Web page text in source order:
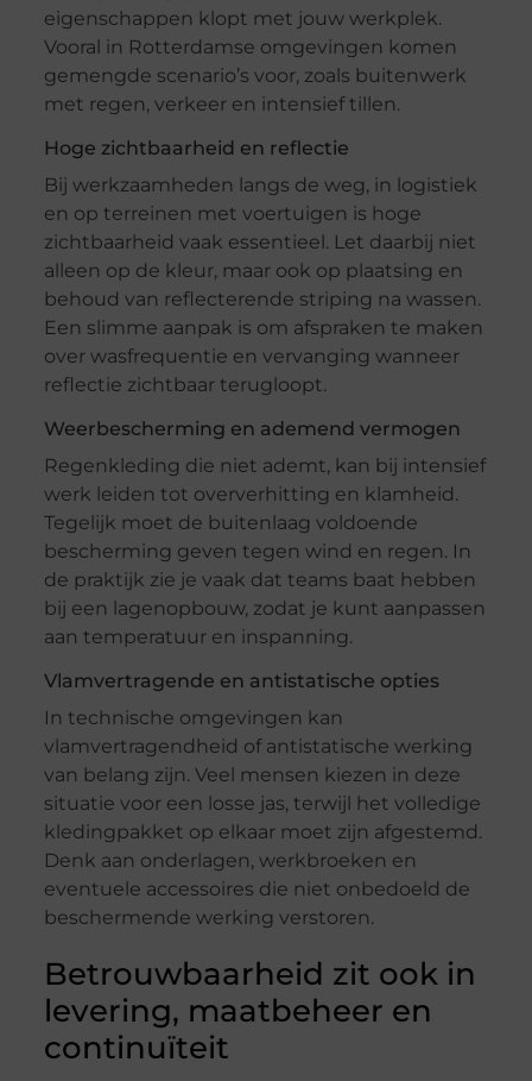
eigenschappen klopt met jouw werkplek.
Vooral in Rotterdamse omgevingen komen
gemengde scenario’s voor, zoals buitenwerk
met regen, verkeer en intensief tillen.
Hoge zichtbaarheid en reflectie
Bij werkzaamheden langs de weg, in logistiek
en op terreinen met voertuigen is hoge
zichtbaarheid vaak essentieel. Let daarbij niet
alleen op de kleur, maar ook op plaatsing en
behoud van reflecterende striping na wassen.
Een slimme aanpak is om afspraken te maken
over wasfrequentie en vervanging wanneer
reflectie zichtbaar terugloopt.
Weerbescherming en ademend vermogen
Regenkleding die niet ademt, kan bij intensief
werk leiden tot oververhitting en klamheid.
Tegelijk moet de buitenlaag voldoende
bescherming geven tegen wind en regen. In
de praktijk zie je vaak dat teams baat hebben
bij een lagenopbouw, zodat je kunt aanpassen
aan temperatuur en inspanning.
Vlamvertragende en antistatische opties
In technische omgevingen kan
vlamvertragendheid of antistatische werking
van belang zijn. Veel mensen kiezen in deze
situatie voor een losse jas, terwijl het volledige
kledingpakket op elkaar moet zijn afgestemd.
Denk aan onderlagen, werkbroeken en
eventuele accessoires die niet onbedoeld de
beschermende werking verstoren.
Betrouwbaarheid zit ook in
levering, maatbeheer en
continuïteit